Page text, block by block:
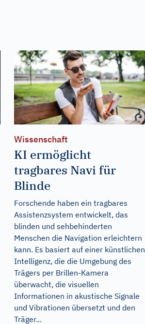
Wissenschaft
KI ermöglicht
tragbares Navi für
Blinde
Forschende haben ein tragbares
Assistenzsystem entwickelt, das
blinden und sehbehinderten
Menschen die Navigation erleichtern
kann. Es basiert auf einer künstlichen
Intelligenz, die die Umgebung des
Trägers per Brillen-Kamera
überwacht, die visuellen
Informationen in akustische Signale
und Vibrationen übersetzt und den
Träger...